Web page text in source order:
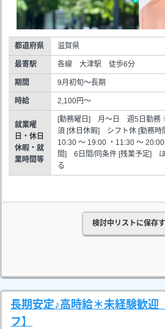
都道府県 滋賀県
最寄駅 各線 大津駅 徒歩6分
期間 9月初旬～長期
時給 2,100円～
就業曜
日・休日
休暇・就
業時間等
[勤務曜日] 月～日 週5日勤務
須 [休日休暇] シフト休 [勤務
10:30 ～ 19:00 ・11:30 ～
間] 6日間/同条件 [残業予定] ほ
る
検討中リストに保存
長期安定♪高時給＊未経験歓迎
フ】